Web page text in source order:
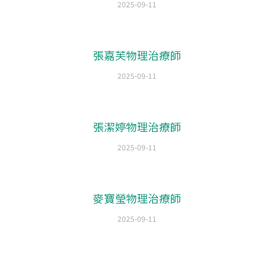
2025-09-11
張嘉芙物理治療師
2025-09-11
張潔婷物理治療師
2025-09-11
麥寶瑩物理治療師
2025-09-11